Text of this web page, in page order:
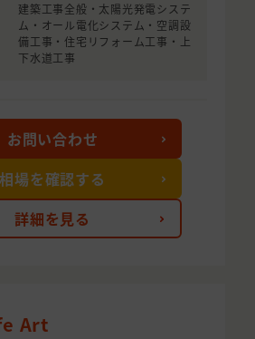
建築工事全般・太陽光発電システ
ム・オール電化システム・空調設
備工事・住宅リフォーム工事・上
下水道工事
詳細を見る
お問い合わせ
相場を確認する
Art